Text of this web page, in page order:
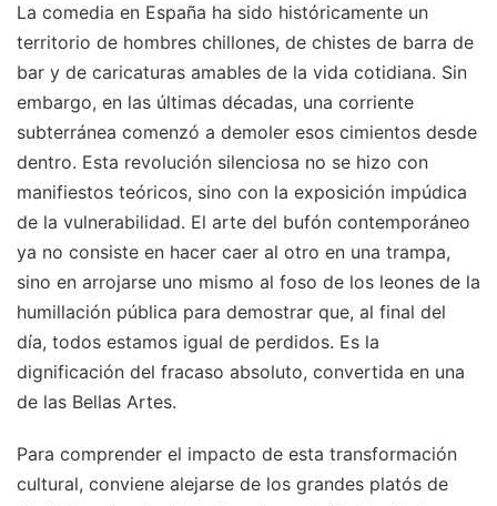
La comedia en España ha sido históricamente un
territorio de hombres chillones, de chistes de barra de
bar y de caricaturas amables de la vida cotidiana. Sin
embargo, en las últimas décadas, una corriente
subterránea comenzó a demoler esos cimientos desde
dentro. Esta revolución silenciosa no se hizo con
manifiestos teóricos, sino con la exposición impúdica
de la vulnerabilidad. El arte del bufón contemporáneo
ya no consiste en hacer caer al otro en una trampa,
sino en arrojarse uno mismo al foso de los leones de la
humillación pública para demostrar que, al final del
día, todos estamos igual de perdidos. Es la
dignificación del fracaso absoluto, convertida en una
de las Bellas Artes.
Para comprender el impacto de esta transformación
cultural, conviene alejarse de los grandes platós de